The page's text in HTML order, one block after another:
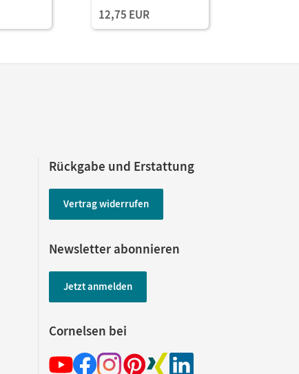
12,75 EUR
Rückgabe und Erstattung
Vertrag widerrufen
Newsletter abonnieren
Jetzt anmelden
Cornelsen bei